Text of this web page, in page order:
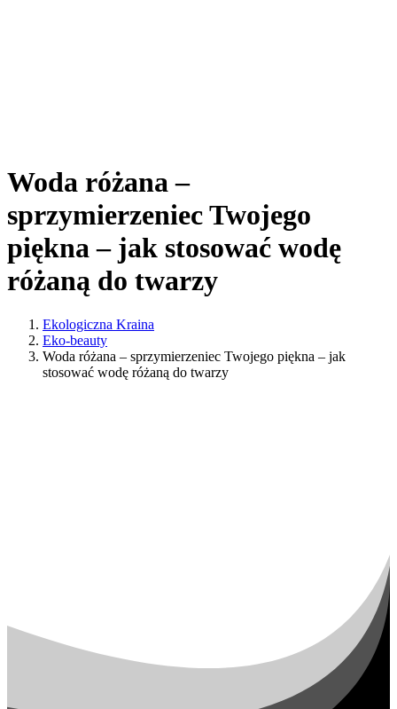
Woda różana –
sprzymierzeniec Twojego
piękna – jak stosować wodę
różaną do twarzy
Ekologiczna Kraina
Eko-beauty
Woda różana – sprzymierzeniec Twojego piękna – jak
stosować wodę różaną do twarzy